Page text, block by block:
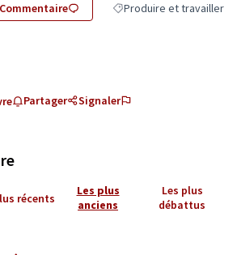
Commentaire Filtrer les résultats de la
Produire et travailler
Partager Signaler
récents
Les plus
anciens
Les plus
débattus